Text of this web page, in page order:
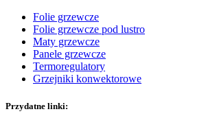
Folie grzewcze
Folie grzewcze pod lustro
Maty grzewcze
Panele grzewcze
Termoregulatory
Grzejniki konwektorowe
Przydatne linki: